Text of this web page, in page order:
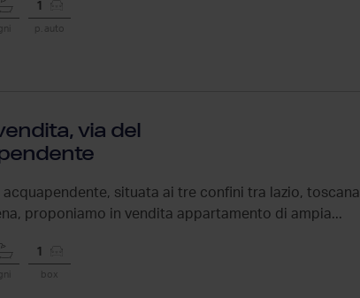
1
p. auto
via del
situata ai tre confini tra lazio, toscana
proponiamo in vendita appartamento di ampia...
1
box